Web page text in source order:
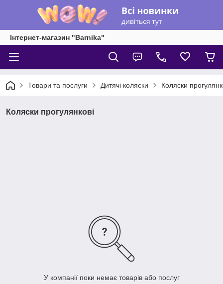
Інтернет-магазин "Barnika"
Товари та послуги Дитячі коляски Коляски
Коляски прогулянкові
У компанії поки немає товарів або послуг